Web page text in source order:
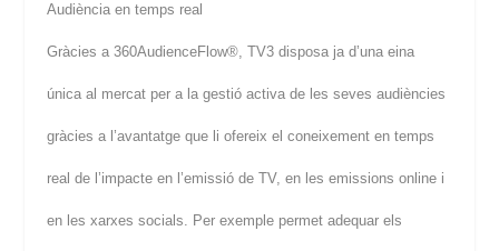
Audiència en temps real
Gràcies a 360AudienceFlow®, TV3 disposa ja d’una eina
única al mercat per a la gestió activa de les seves audiències
gràcies a l’avantatge que li ofereix el coneixement en temps
real de l’impacte en l’emissió de TV, en les emissions online i
en les xarxes socials. Per exemple permet adequar els